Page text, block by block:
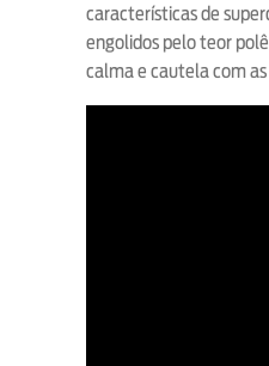
características de
engolidos pelo teor
calma e cautela com